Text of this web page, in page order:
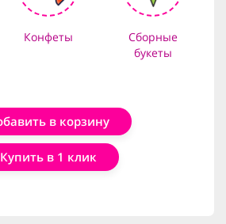
Конфеты
Сборные
букеты
в корзину
Купить в 1 клик